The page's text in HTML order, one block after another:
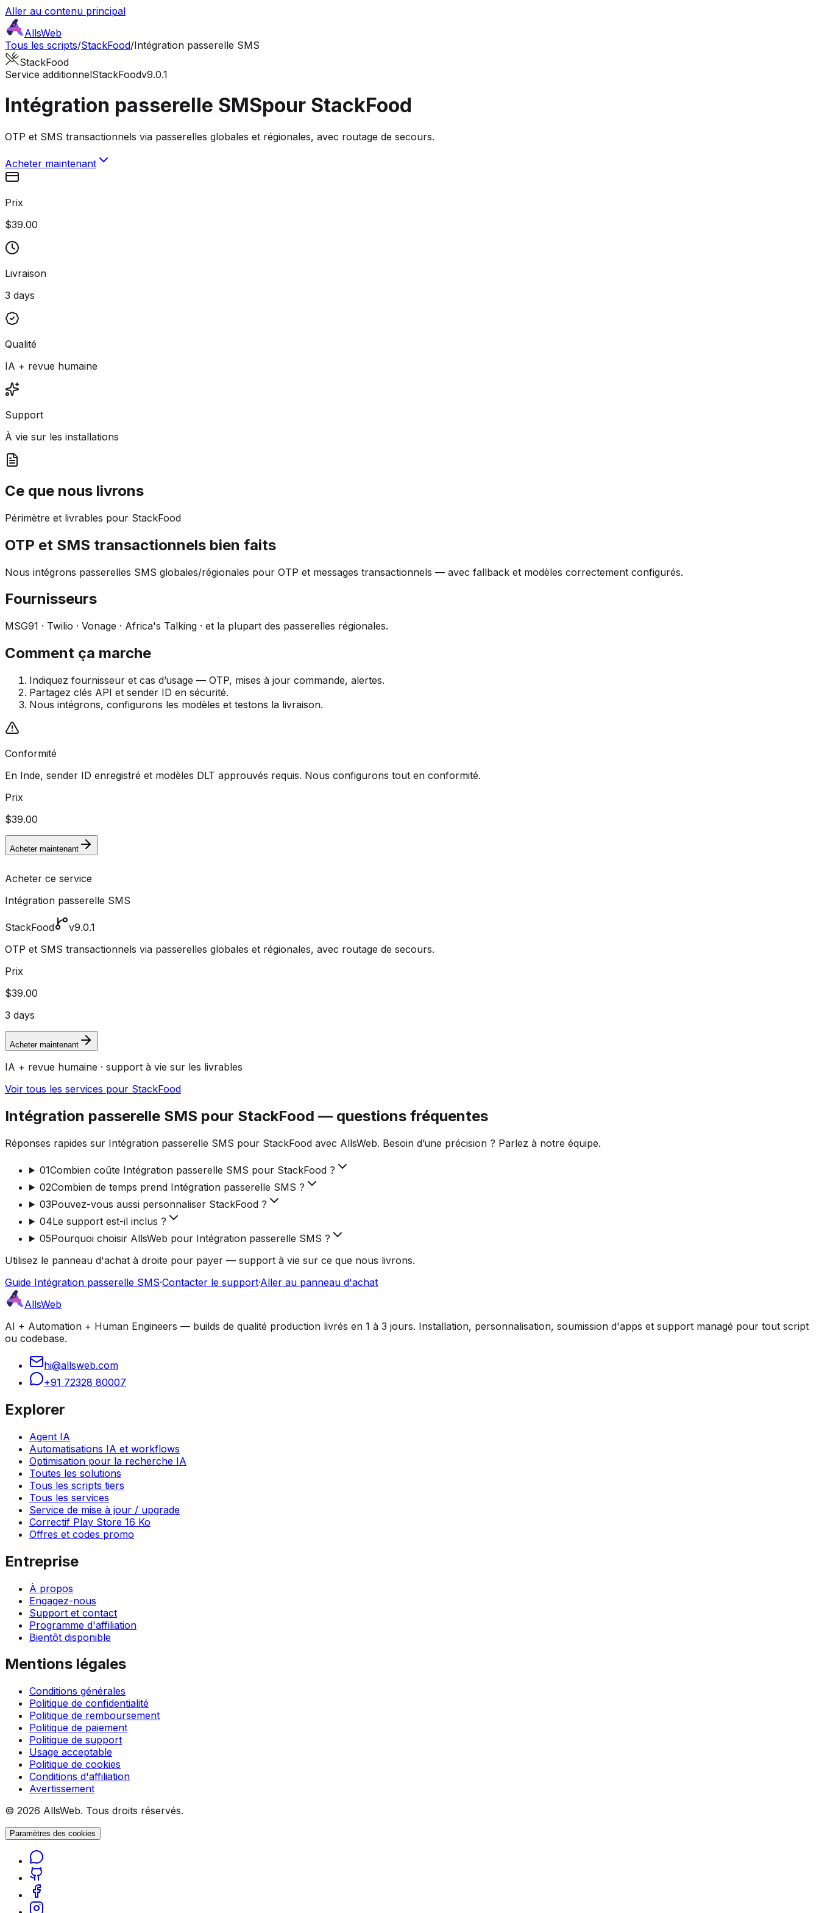
Aller au contenu principal
AllsWeb
Tous les scripts/StackFood/Intégration passerelle SMS
StackFood
Service additionnelStackFoodv9.0.1
Intégration passerelle SMSpour StackFood
OTP et SMS transactionnels via passerelles globales et régionales, avec routage de secours.
Acheter maintenant
Prix
$39.00
Livraison
3 days
Qualité
IA + revue humaine
Support
À vie sur les installations
Ce que nous livrons
Périmètre et livrables pour StackFood
OTP et SMS transactionnels bien faits
Nous intégrons passerelles SMS globales/régionales pour OTP et messages transactionnels — avec fallback et modèles correctement configurés.
Fournisseurs
MSG91 · Twilio · Vonage · Africa's Talking · et la plupart des passerelles régionales.
Comment ça marche
Indiquez fournisseur et cas d’usage — OTP, mises à jour commande, alertes.
Partagez clés API et sender ID en sécurité.
Nous intégrons, configurons les modèles et testons la livraison.
Conformité
En Inde, sender ID enregistré et modèles DLT approuvés requis. Nous configurons tout en conformité.
Prix
$39.00
Acheter maintenant
Acheter ce service
Intégration passerelle SMS
StackFood
v9.0.1
OTP et SMS transactionnels via passerelles globales et régionales, avec routage de secours.
Prix
$39.00
3 days
Acheter maintenant
IA + revue humaine · support à vie sur les livrables
Voir tous les services pour StackFood
Intégration passerelle SMS pour StackFood — questions fréquentes
Réponses rapides sur Intégration passerelle SMS pour StackFood avec AllsWeb. Besoin d’une précision ? Parlez à notre équipe.
01Combien coûte Intégration passerelle SMS pour StackFood ?
02Combien de temps prend Intégration passerelle SMS ?
03Pouvez-vous aussi personnaliser StackFood ?
04Le support est-il inclus ?
05Pourquoi choisir AllsWeb pour Intégration passerelle SMS ?
Utilisez le panneau d'achat à droite pour payer — support à vie sur ce que nous livrons.
Guide Intégration passerelle SMS·Contacter le support·Aller au panneau d'achat
AllsWeb
AI + Automation + Human Engineers — builds de qualité production livrés en 1 à 3 jours. Installation, personnalisation, soumission d'apps et support managé pour tout script
ou codebase.
hi@allsweb.com
+91 72328 80007
Explorer
Agent IA
Automatisations IA et workflows
Optimisation pour la recherche IA
Toutes les solutions
Tous les scripts tiers
Tous les services
Service de mise à jour / upgrade
Correctif Play Store 16 Ko
Offres et codes promo
Entreprise
À propos
Engagez-nous
Support et contact
Programme d'affiliation
Bientôt disponible
Mentions légales
Conditions générales
Politique de confidentialité
Politique de remboursement
Politique de paiement
Politique de support
Usage acceptable
Politique de cookies
Conditions d'affiliation
Avertissement
© 2026 AllsWeb. Tous droits réservés.
Paramètres des cookies